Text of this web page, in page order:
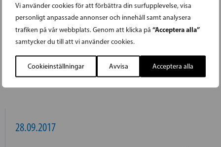
Vi använder cookies för att förbättra din surfupplevelse, visa
personligt anpassade annonser och innehåll samt analysera
trafiken på vår webbplats. Genom att klicka på “Acceptera alla”
samtycker du till att vi använder cookies.
Cookieinställningar Avvisa Acceptera alla
Riksdagsledamöterna Stefan Wallin, Mats
Löfström och Eva Biaudet uttrycker stor oro
över konflikten mellan katalanerna och
spanska regeringen.
LÄS FÖREGÅENDE ARTIKEL
28.09.2017